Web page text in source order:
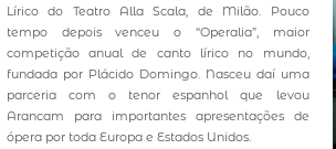
Lírico do Teatro Alla Scala, de Milão. Pouco
tempo depois venceu o “Operalia”, maior
competição anual de canto lírico no mundo,
fundada por Plácido Domingo. Nasceu daí uma
parceria com o tenor espanhol que levou
Arancam para importantes apresentações de
ópera por toda Europa e Estados Unidos.